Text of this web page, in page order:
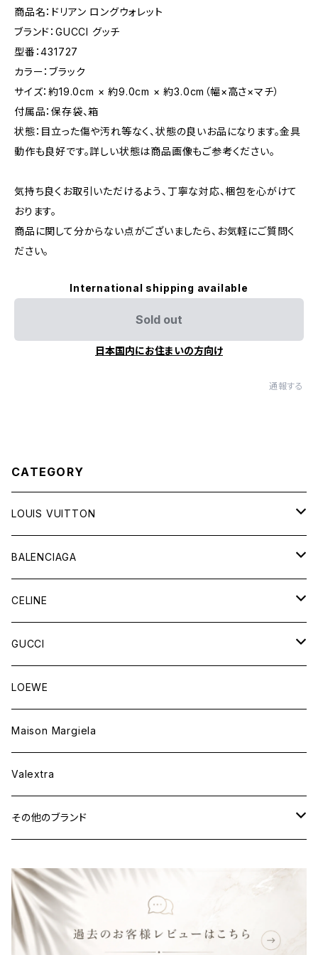
商品名：ドリアン ロングウォレット
ブランド：GUCCI グッチ
型番：431727
カラー：ブラック
サイズ：約19.0cm × 約9.0cm × 約3.0cm（幅×高さ×マチ）
付属品：保存袋、箱
状態：目立った傷や汚れ等なく、状態の良いお品になります。金具
動作も良好です。詳しい状態は商品画像もご参考ください。
気持ち良くお取引いただけるよう、丁寧な対応、梱包を心がけて
おります。
商品に関して分からない点がございましたら、お気軽にご質問く
ださい。
International shipping available
Sold out
日本国内にお住まいの方向け
通報する
CATEGORY
LOUIS VUITTON
バッグ
財布&小物
ウェア
BALENCIAGA
バッグ
財布&小物
ウェア
CELINE
バッグ
財布&小物
ウェア
GUCCI
バッグ
財布&小物
ウェア
LOEWE
Maison Margiela
Valextra
その他のブランド
財布&小物
ウェア